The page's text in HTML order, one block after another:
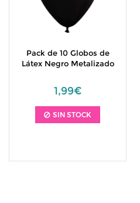
Pack de 10 Globos de
Látex Negro Metalizado
1,99€
SIN STOCK